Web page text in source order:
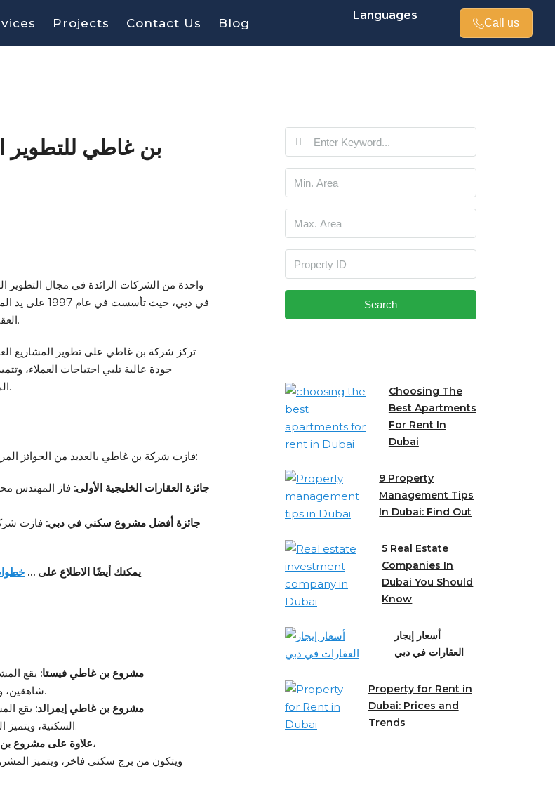
Projects Contact Us Blog
Languages
Call us
بن غاطي للتطوير
في دبي، حيث
العقاري، وقد نجحت في تنفيذ العديد من المشاريع العقارية الناجحة في دبي.
تركز شركة بن غاطي على تطوير المشاريع
جودة عالية تلبي احتياجات العملاء،
المتكاملة، كما تحرص الشركة على اختيار المواقع الاستراتيجية لمشاريعها.
فازت شركة بن غاطي بالعديد من الجوائز المرموقة تقديرًا لإنجازاتها في مجال التطوير العقاري، ومن أبرز هذه الجوائز:
جائزة العقارات الخليجية الأولى:
جائزة أفضل مشروع سكني في دبي:
يمكنك أيضًا الاطلاع على …
مشروع بن غاطي فيستا: يقع
شاهقين، ويتميز المشروع بتصميماته العصرية وإطلالاته الخلابة على المدينة.
مشروع بن غاطي إيمرالد: يقع
السكنية، ويتميز المشروع بموقعه المميز بالقرب من العديد من المرافق والخدمات.
علاوة على مشروعيقع المشروع في الخليج التجاري،
ويتكون من برج سكني فاخر، ويتميز
Search
Choosing The
Best Apartments
For Rent In
Dubai
9 Property
Management Tips
In Dubai: Find Out
5 Real Estate
Companies In
Dubai You Should
Know
أسعار إيجار
العقارات في دبي
Property for Rent in
Dubai: Prices and
Trends